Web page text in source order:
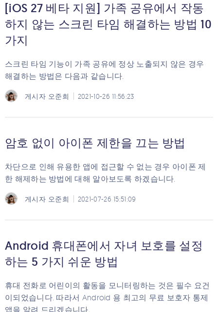
[iOS 27 베타 지원] 가족 공유에서 작동
하지 않는 스크린 타임 해결하는 방법 10
가지
스크린 타임 기능이 가족 공유에 정상 노출되지 않은 경우
해결하는 방법은 다음과 같습니다.
게시자 오준희 2021-10-26 11:56:23
암호 없이 아이폰 제한을 끄는 방법
차단으로 인해 유용한 앱에 접근할 수 없는 경우 아이폰 제
한 해제하는 방법에 대해 알아보도록 하겠습니다.
게시자 오준희 2021-07-26 15:51:09
Android 휴대폰에서 자녀 보호를 설정
하는 5 가지 쉬운 방법
휴대 전화로 어린이의 활동을 모니터링하는 것은 필수 요건
이되었습니다. 따라서 Android 용 최고의 무료 보호자 통제
앱을 알려 드리겠습니다.